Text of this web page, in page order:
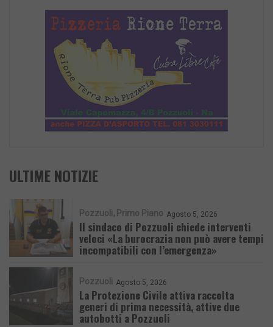
ULTIME NOTIZIE
Pozzuoli Primo Piano Agosto 5, 2026
Il sindaco di Pozzuoli chiede interventi
veloci «La burocrazia non può avere tempi
incompatibili con l’emergenza»
Pozzuoli Agosto 5, 2026
La Protezione Civile attiva raccolta
generi di prima necessità, attive due
autobotti a Pozzuoli